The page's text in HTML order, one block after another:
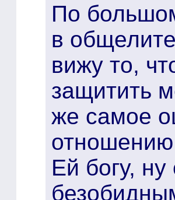
По
в
вижу то,
защитить
же самое
отношению
Ей богу,